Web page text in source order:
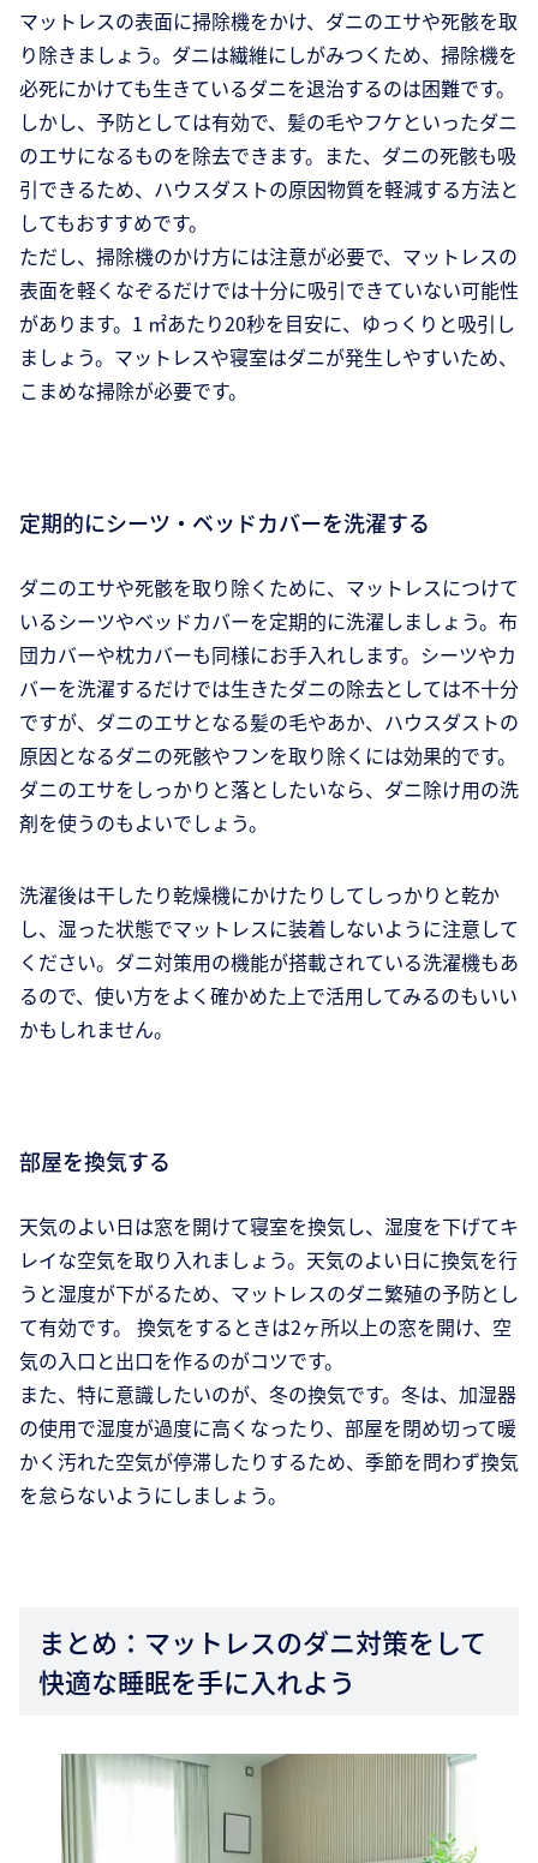
マットレスの表面に掃除機をかけ、ダニのエサや死骸を取
り除きましょう。ダニは繊維にしがみつくため、掃除機を
必死にかけても生きているダニを退治するのは困難です。
しかし、予防としては有効で、髪の毛やフケといったダニ
のエサになるものを除去できます。また、ダニの死骸も吸
引できるため、ハウスダストの原因物質を軽減する方法と
してもおすすめです。
ただし、掃除機のかけ方には注意が必要で、マットレスの
表面を軽くなぞるだけでは十分に吸引できていない可能性
があります。1 ㎡あたり20秒を目安に、ゆっくりと吸引し
ましょう。マットレスや寝室はダニが発生しやすいため、
こまめな掃除が必要です。
定期的にシーツ・ベッドカバーを洗濯する
ダニのエサや死骸を取り除くために、マットレスにつけて
いるシーツやベッドカバーを定期的に洗濯しましょう。布
団カバーや枕カバーも同様にお手入れします。シーツやカ
バーを洗濯するだけでは生きたダニの除去としては不十分
ですが、ダニのエサとなる髪の毛やあか、ハウスダストの
原因となるダニの死骸やフンを取り除くには効果的です。
ダニのエサをしっかりと落としたいなら、ダニ除け用の洗
剤を使うのもよいでしょう。
洗濯後は干したり乾燥機にかけたりしてしっかりと乾か
し、湿った状態でマットレスに装着しないように注意して
ください。ダニ対策用の機能が搭載されている洗濯機もあ
るので、使い方をよく確かめた上で活用してみるのもいい
かもしれません。
部屋を換気する
天気のよい日は窓を開けて寝室を換気し、湿度を下げてキ
レイな空気を取り入れましょう。天気のよい日に換気を行
うと湿度が下がるため、マットレスのダニ繁殖の予防とし
て有効です。 換気をするときは2ヶ所以上の窓を開け、空
気の入口と出口を作るのがコツです。
また、特に意識したいのが、冬の換気です。冬は、加湿器
の使用で湿度が過度に高くなったり、部屋を閉め切って暖
かく汚れた空気が停滞したりするため、季節を問わず換気
を怠らないようにしましょう。
まとめ：マットレスのダニ対策をして
快適な睡眠を手に入れよう